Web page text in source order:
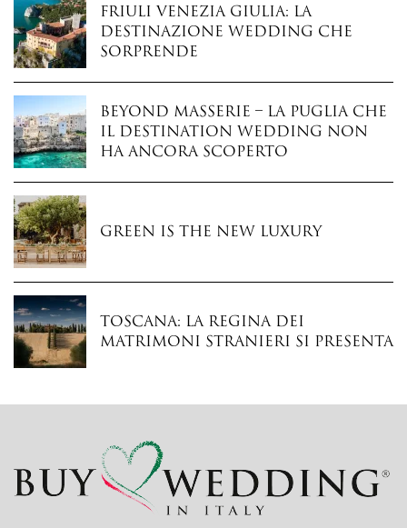
Friuli Venezia Giulia: la
destinazione wedding che
sorprende
Beyond Masserie – La Puglia che
il destination wedding non
ha ancora scoperto
Green is the New Luxury
Toscana: la regina dei
matrimoni stranieri si presenta